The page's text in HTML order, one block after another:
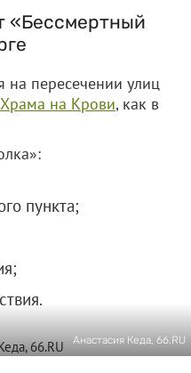
«Бессмертный
на пересечении улиц
на Крови, как в
пункта;
Анастасия Кеда, 66.RU